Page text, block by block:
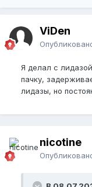
ViDen
Я делал с
пачку,
лидазы, но
nicotine